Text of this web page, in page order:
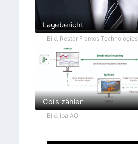
Lagebericht
Bild: Restar Framos Technologies
Coils zählen
Bild: iba AG